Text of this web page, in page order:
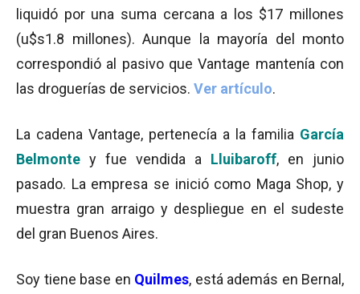
liquidó por una suma cercana a los $17 millones
(u$s1.8 millones). Aunque la mayoría del monto
correspondió al pasivo que Vantage mantenía con
las droguerías de servicios. Ver artículo.
La cadena Vantage, pertenecía a la familia García
Belmonte y fue vendida a Lluibaroff, en junio
pasado. La empresa se inició como Maga Shop, y
muestra gran arraigo y despliegue en el sudeste
del gran Buenos Aires.
Soy tiene base en Quilmes, está además en Bernal,